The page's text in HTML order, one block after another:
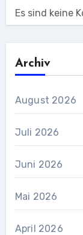
Es sind keine
Archiv
August 2026
Juli 2026
Juni 2026
Mai 2026
April 2026